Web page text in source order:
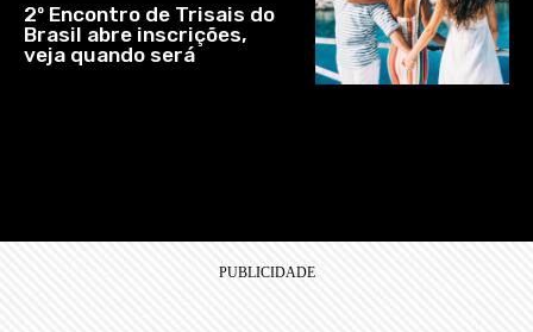
2º Encontro de Trisais do
Brasil abre inscrições,
veja quando será